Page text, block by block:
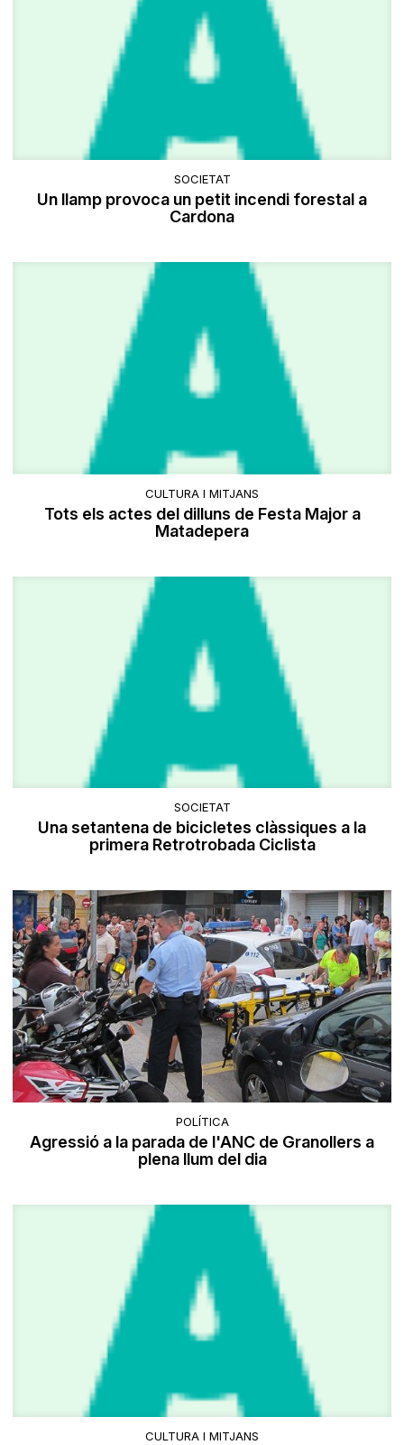
SOCIETAT
Un llamp provoca un petit incendi forestal a
Cardona
CULTURA I MITJANS
Tots els actes del dilluns de Festa Major a
Matadepera
SOCIETAT
Una setantena de bicicletes clàssiques a la
primera Retrotrobada Ciclista
POLÍTICA
Agressió a la parada de l'ANC de Granollers a
plena llum del dia
CULTURA I MITJANS